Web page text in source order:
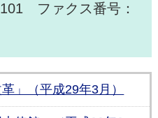
ファクス番号：
」（平成29年3月）